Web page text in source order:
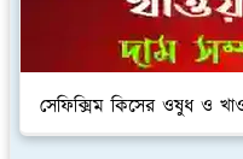
সেফিক্সিম কিসের ওষুধ ও